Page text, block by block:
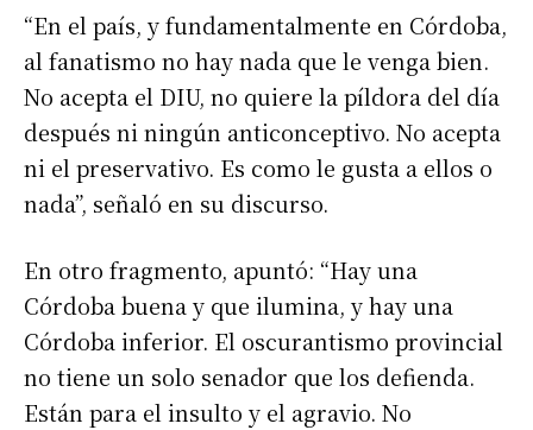
“En el país, y fundamentalmente en Córdoba,
al fanatismo no hay nada que le venga bien.
No acepta el DIU, no quiere la píldora del día
después ni ningún anticonceptivo. No acepta
ni el preservativo. Es como le gusta a ellos o
nada”, señaló en su discurso.
En otro fragmento, apuntó: “Hay una
Córdoba buena y que ilumina, y hay una
Córdoba inferior. El oscurantismo provincial
no tiene un solo senador que los defienda.
Están para el insulto y el agravio. No